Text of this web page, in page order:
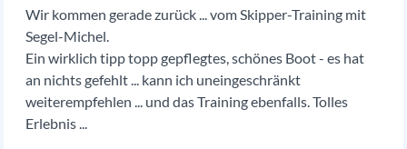
Wir kommen gerade zurück ... vom Skipper-Training mit
Segel-Michel.
Ein wirklich tipp topp gepflegtes, schönes Boot - es hat
an nichts gefehlt ... kann ich uneingeschränkt
weiterempfehlen ... und das Training ebenfalls. Tolles
Erlebnis ...